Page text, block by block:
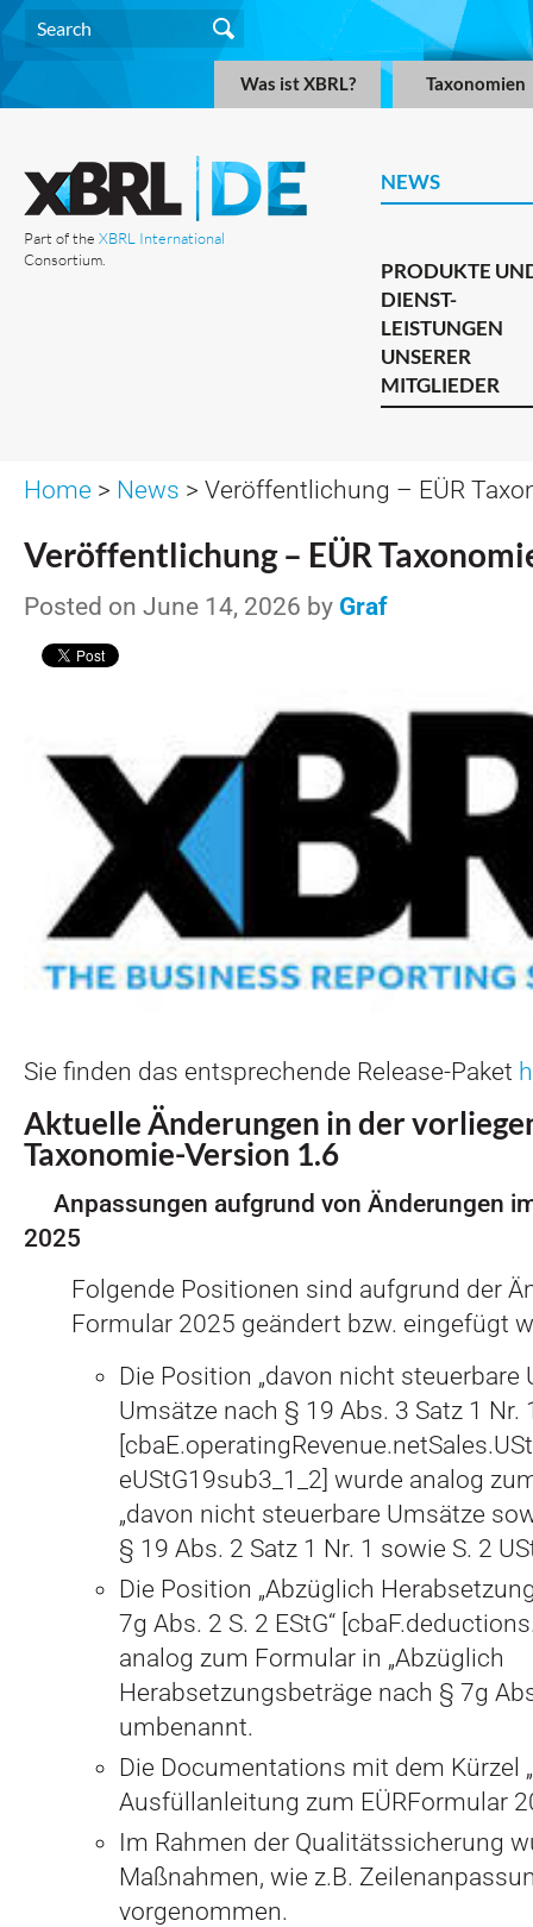
Was ist XBRL? Taxonomien
Part of the XBRL International
Consortium.
NEWS
PRODUKTE
DIENST-
LEISTUNGEN
UNSERER
MITGLIEDER
Home > News > Veröffentlichung – EÜR
Veröffentlichung – EÜR
Posted on June 14, 2026 by Graf
Sie finden das entsprechende Release-Paket
Aktuelle Änderungen in der
Taxonomie-Version 1.6
Anpassungen aufgrund von Änderungen
2025
Folgende Positionen sind aufgrund der
Formular 2025 geändert bzw. eingefügt
Die Position „davon nicht steuerbare
Umsätze nach § 19 Abs. 3 Satz 1 Nr.
eUStG19sub3_1_2] wurde analog
„davon nicht steuerbare Umsätze
§ 19 Abs. 2 Satz 1 Nr. 1 sowie S. 2
Die Position „Abzüglich
7g Abs. 2 S. 2 EStG“
analog zum Formular in „Abzüglich
Herabsetzungsbeträge nach § 7g
umbenannt.
Die Documentations mit dem Kürzel
Ausfüllanleitung zum EÜRFormular
Im Rahmen der Qualitätssicherung
Maßnahmen, wie z.B.
vorgenommen.